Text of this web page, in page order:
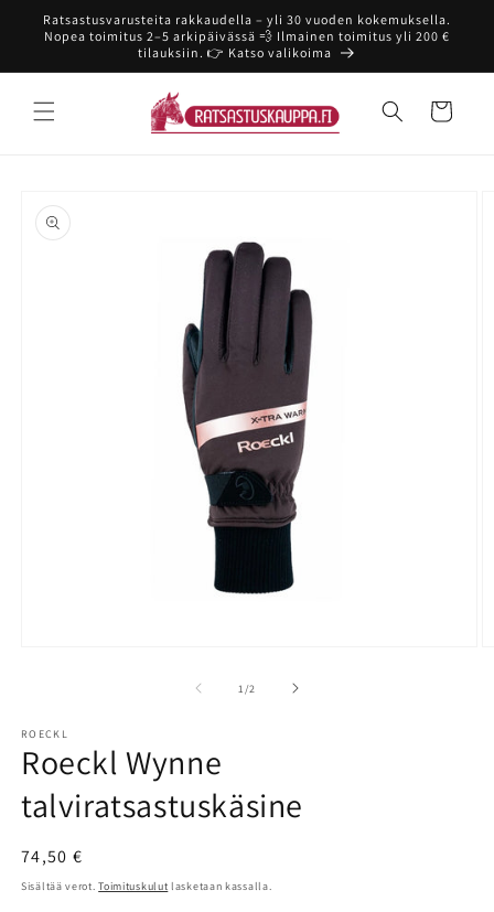
siirry
sisältöön
Ratsastusvarusteita rakkaudella – yli 30 vuoden kokemuksella.
Nopea toimitus 2–5 arkipäivässä 💨 Ilmainen toimitus yli 200 €
tilauksiin. 👉 Katso valikoima
Ostoskori
tuotetietoihin
1//2
ROECKL
Roeckl Wynne
talviratsastuskäsine
Normaalihinta
74,50 €
Sisältää verot.Toimituskulut lasketaan kassalla.